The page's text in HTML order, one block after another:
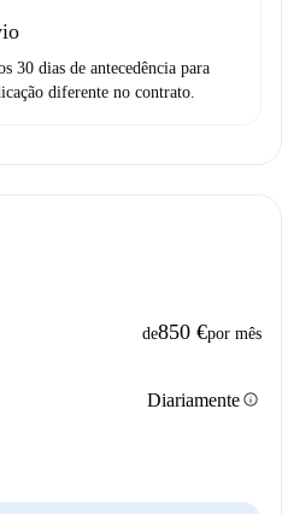
30 dias de antecedência para
diferente no contrato.
de850 €por mês
Diariamenteinfo